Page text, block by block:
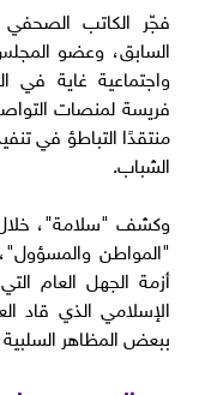
فجّر الكاتب
السابق، وعضو
واجتماعية غاية في
فريسة لمنصات
منتقدًا التباطؤ في
الشباب.
وكشف "سلامة"، خلال
"المواطن
أزمة الجهل العام
ببعض المظاهر السلبية